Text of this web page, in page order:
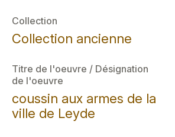
Collection
Collection ancienne
Titre de l'oeuvre / Désignation
de l'oeuvre
coussin aux armes de la
ville de Leyde